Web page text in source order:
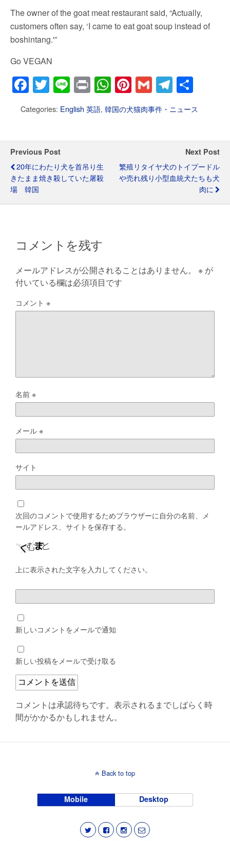
The owner of the goat meat restaurant said, “Actually,
customers often say, ‘I came to eat goat soup instead of
boshintang.'”
Go VEGAN
F
a
c
b
o
o
k
T
wi
tt
Li
n
e
Pr
in
t
W
h
at
p
p
Pi
nt
er
G
m
ail
T
el
e
m
有
Categories: English 英語, 韓国の犬猫肉事件・ニュース
Previous Post
20年にわたり犬を首吊り生
きたまま焼き殺していた屠殺
場 韓国
Next Post
繁殖リタイヤ犬のトイプードル
や売れ残り小型血統犬たちも犬
肉に
コメントを残す
メールアドレスが公開されることはありません。 ※ が
付いている欄は必須項目です
コメント ※
名前※
メール※
サイト
次回のコメントで使用するためブラウザーに自分の名前、メ
ールアドレス、サイトを保存する。
上に表示された文字を入力してください。
新しいコメントをメールで通知
新しい投稿をメールで受け取る
コメントは承認待ちです。表示されるまでしばらく時
間がかかるかもしれません。
Back to top
Mobile Desktop